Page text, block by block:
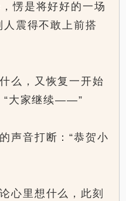
愣是将好好的一场
震得不敢上前搭
么，又恢复一开始
“大家继续——”
声音打断：“恭贺小
心里想什么，此刻